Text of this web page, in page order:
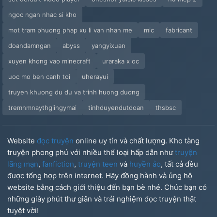
Chap 40. Phải Cứu Ace Bằng Mọi Giá
Chap 41. Gặp Gỡ Kẻ Lươn Lẹo
Chap 42. Ngươi Giống Người Đó Thật
ngoc ngan nhac si kho
mot tram phuong phap xu li van nhan me
mic
fabricant
doandamngan
abyss
yangyixuan
xuyen khong vao minecraft
uraraka x oc
uoc mo ben canh toi
uherayui
truyen khuong du du va trinh huong duong
tremhmnaythgiingymai
tinhduyendutdoan thsbsc
Website đọc truyện online uy tín và chất lượng. Kho tàng
truyện phong phú với nhiều thể loại hấp dẫn nhưtruyện
lãng mạn, fanfiction, truyện teen và huyền ảo, tất cả đều
được tổng hợp trên internet. Hãy đồng hành và ủng hộ
website bằng cách giới thiệu đến bạn bè nhé. Chúc bạn có
những giây phút thư giãn và trải nghiệm đọc truyện thật
tuyệt vời!